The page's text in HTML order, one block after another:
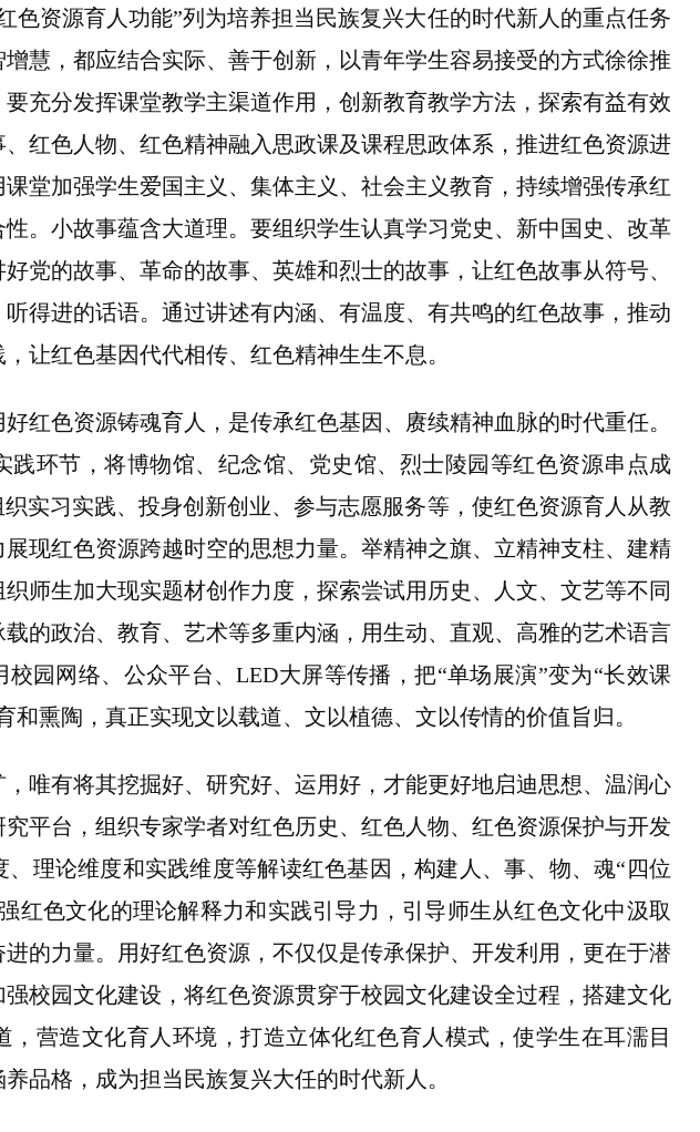
色资源育人功能”列为培养担当民族复兴大任的时代新人的重点任务
慧，都应结合实际、善于创新，以青年学生容易接受的方式徐徐推
充分发挥课堂教学主渠道作用，创新教育教学方法，探索有益有效
红色人物、红色精神融入思政课及课程思政体系，推进红色资源进
堂加强学生爱国主义、集体主义、社会主义教育，持续增强传承红
。小故事蕴含大道理。要组织学生认真学习党史、新中国史、改革
党的故事、革命的故事、英雄和烈士的故事，让红色故事从符号、
得进的话语。通过讲述有内涵、有温度、有共鸣的红色故事，推动
让红色基因代代相传、红色精神生生不息。
红色资源铸魂育人，是传承红色基因、赓续精神血脉的时代重任。
践环节，将博物馆、纪念馆、党史馆、烈士陵园等红色资源串点成
实习实践、投身创新创业、参与志愿服务等，使红色资源育人从教
现红色资源跨越时空的思想力量。举精神之旗、立精神支柱、建精
师生加大现实题材创作力度，探索尝试用历史、人文、文艺等不同
的政治、教育、艺术等多重内涵，用生动、直观、高雅的艺术语言
校园网络、公众平台、LED大屏等传播，把“单场展演”变为“长效课
和熏陶，真正实现文以载道、文以植德、文以传情的价值旨归。
唯有将其挖掘好、研究好、运用好，才能更好地启迪思想、温润心
平台，组织专家学者对红色历史、红色人物、红色资源保护与开发
理论维度和实践维度等解读红色基因，构建人、事、物、魂“四位
红色文化的理论解释力和实践引导力，引导师生从红色文化中汲取
的力量。用好红色资源，不仅仅是传承保护、开发利用，更在于潜
校园文化建设，将红色资源贯穿于校园文化建设全过程，搭建文化
，营造文化育人环境，打造立体化红色育人模式，使学生在耳濡目
品格，成为担当民族复兴大任的时代新人。